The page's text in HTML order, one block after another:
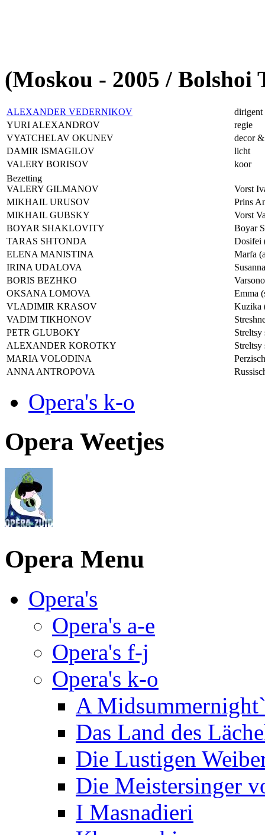
(Moskou - 2005 / Bolshoi
ALEXANDER VEDERNIKOV
dirigent
YURI ALEXANDROV
regie
VYATCHELAV OKUNEV
decor
DAMIR ISMAGILOV
licht
VALERY BORISOV
koor
Bezetting
VALERY GILMANOV
Vorst
MIKHAIL URUSOV
Prins
MIKHAIL GUBSKY
Vorst
BOYAR SHAKLOVITY
Boyar
TARAS SHTONDA
Dosifei
ELENA MANISTINA
Marfa
IRINA UDALOVA
BORIS BEZHKO
OKSANA LOMOVA
Emma
VLADIMIR KRASOV
Kuzika
VADIM TIKHONOV
PETR GLUBOKY
Streltsy
ALEXANDER KOROTKY
Streltsy
MARIA VOLODINA
ANNA ANTROPOVA
Opera's k-o
Opera Weetjes
Opera Menu
Opera's
Opera's a-e
Opera's f-j
Opera's k-o
A
Das Land des
Die Lustigen
Die Meistersinger
I Masnadieri